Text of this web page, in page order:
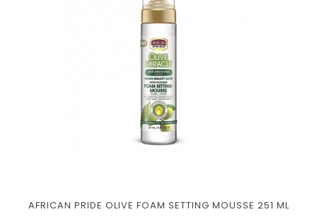
AFRICAN PRIDE OLIVE FOAM SETTING MOUSSE 251 ML